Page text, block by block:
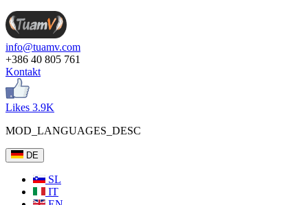
info@tuamv.com
+386 40 805 761
Kontakt
Likes 3.9K
MOD_LANGUAGES_DESC
DE
SL
IT